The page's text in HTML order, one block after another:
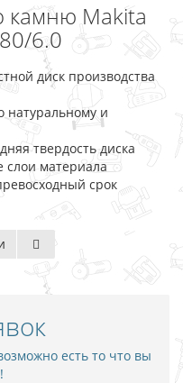
камню Makita
6.0
диск производства
натуральному и
твердость диска
слои материала
срок
есть то что вы